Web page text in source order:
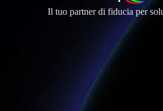
Il tuo partner di fiducia per